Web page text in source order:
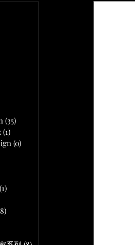
(35)
(1)
(0)
(1)